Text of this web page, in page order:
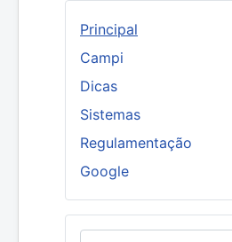
Principal
Campi
Dicas
Sistemas
Regulamentação
Google